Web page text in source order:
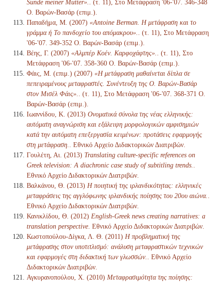
Sünde meiner Mutter».
. (τ. 11), Στο Μετάφραση '06-'07. 346-348
Ο. Βαρών-Βασάρ (επιμ.).
Παπαδήμα, Μ. (2007) «Antoine Berman. Η μετάφραση και το
γράμμα ή Το πανδοχείο του απόμακρου».
. (τ. 11), Στο Μετάφραση
'06-'07. 349-352 Ο. Βαρών-Βασάρ (επιμ.).
Βέης, Γ. (2007) «Αλμπέρ Κοέν. Καρφοχάφτης».
. (τ. 11), Στο
Μετάφραση '06-'07. 358-360 Ο. Βαρών-Βασάρ (επιμ.).
Φάις, Μ. (επιμ.) (2007) «Η μετάφραση μαθαίνεται δίπλα σε
πεπειραμένους μεταφραστές. Συνέντευξη της Ο. Βαρών-Βασάρ
στον Μισέλ Φάις».
. (τ. 11), Στο Μετάφραση '06-'07. 368-371 Ο.
Βαρών-Βασάρ (επιμ.).
Ιωαννίδου, Κ. (2013) Ονοματικά σύνολα της νέας ελληνικής:
αυτόματη αναγνώριση και εξάλειψη μορφολογικών αμφισημιών
κατά την αυτόματη επεξεργασία κειμένων: προτάσεις εφαρμογής
στη μετάφραση.
. Εθνικό Αρχείο Διδακτορικών Διατριβών.
Γουλέτη, Αι. (2013) Translating culture-specific references on
Greek television: A diachronic case study of subtitling trends.
Εθνικό Αρχείο Διδακτορικών Διατριβών.
Βαλκάνου, Θ. (2013) Η ποιητική της ιρλανδικότητας: ελληνικές
μεταφράσεις της αγγλόφωνης ιρλανδικής ποίησης του 20ου αιώνα.
Εθνικό Αρχείο Διδακτορικών Διατριβών.
Κανικλίδου, Θ. (2012) English-Greek news creating narratives: a
translation perspective . Εθνικό Αρχείο Διδακτορικών Διατριβών.
Κωστοπούλου-Δίγκα, Λ. Θ. (2011) Η προβληματική της
μετάφρασης στον υποτιτλισμό: ανάλυση μεταφραστικών τεχνικών
και εφαρμογές στη διδακτική των γλωσσών.
. Εθνικό Αρχείο
Διδακτορικών Διατριβών.
Αγκυρανοπούλου, Χ. (2010) Μεταφρασιμότητα της ποίησης: